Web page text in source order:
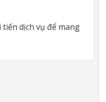
dịch vụ để mang